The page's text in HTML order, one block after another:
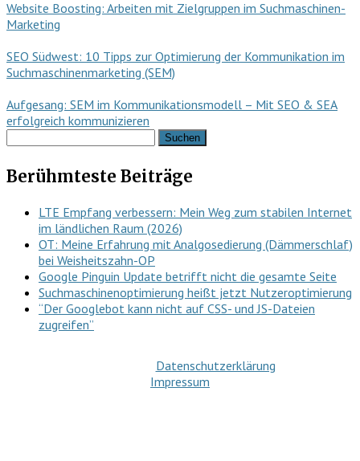
Website Boosting: Arbeiten mit Zielgruppen im Suchmaschinen-
Marketing
SEO Südwest: 10 Tipps zur Optimierung der Kommunikation im
Suchmaschinenmarketing (SEM)
Aufgesang: SEM im Kommunikationsmodell – Mit SEO & SEA
erfolgreich kommunizieren
Suchen
nach:
Berühmteste Beiträge
LTE Empfang verbessern: Mein Weg zum stabilen Internet
im ländlichen Raum (2026)
OT: Meine Erfahrung mit Analgosedierung (Dämmerschlaf)
bei Weisheitszahn-OP
Google Pinguin Update betrifft nicht die gesamte Seite
Suchmaschinenoptimierung heißt jetzt Nutzeroptimierung
“Der Googlebot kann nicht auf CSS- und JS-Dateien
zugreifen”
Datenschutzerklärung
Impressum